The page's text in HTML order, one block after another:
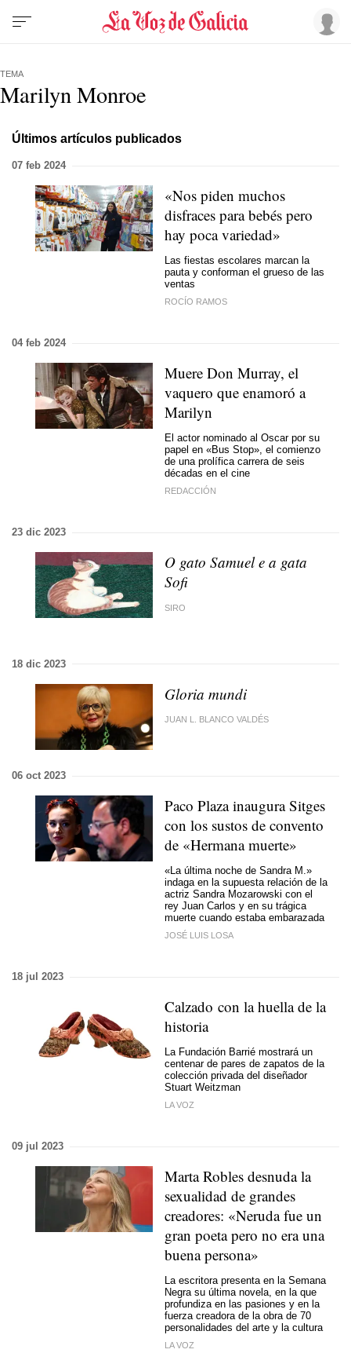
TEMA
Marilyn Monroe
Últimos artículos publicados
07 feb 2024
«Nos piden muchos
disfraces para bebés pero
hay poca variedad»
Las fiestas escolares marcan la
pauta y conforman el grueso de las
ventas
ROCÍO RAMOS
04 feb 2024
Muere Don Murray, el
vaquero que enamoró a
Marilyn
El actor nominado al Oscar por su
papel en «Bus Stop», el comienzo
de una prolífica carrera de seis
décadas en el cine
REDACCIÓN
23 dic 2023
O gato Samuel e a gata
Sofi
SIRO
18 dic 2023
Gloria mundi
JUAN L. BLANCO VALDÉS
06 oct 2023
Paco Plaza inaugura Sitges
con los sustos de convento
de «Hermana muerte»
«La última noche de Sandra M.»
indaga en la supuesta relación de la
actriz Sandra Mozarowski con el
rey Juan Carlos y en su trágica
muerte cuando estaba embarazada
JOSÉ LUIS LOSA
18 jul 2023
Calzado con la huella de la
historia
La Fundación Barrié mostrará un
centenar de pares de zapatos de la
colección privada del diseñador
Stuart Weitzman
LA VOZ
09 jul 2023
Marta Robles desnuda la
sexualidad de grandes
creadores: «Neruda fue un
gran poeta pero no era una
buena persona»
La escritora presenta en la Semana
Negra su última novela, en la que
profundiza en las pasiones y en la
fuerza creadora de la obra de 70
personalidades del arte y la cultura
LA VOZ